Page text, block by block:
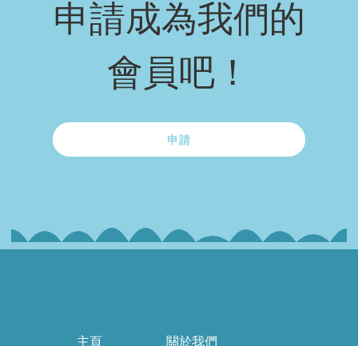
申請成為我們的
會員吧！
申請
主頁 關於我們